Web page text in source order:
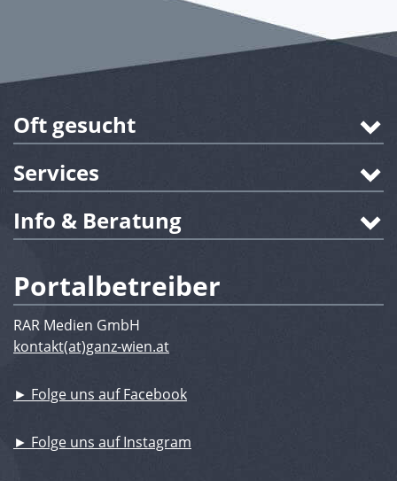
Oft gesucht
Services
Info & Beratung
Portalbetreiber
RAR Medien GmbH
kontakt(at)ganz-wien.at
► Folge uns auf Facebook
► Folge uns auf Instagram